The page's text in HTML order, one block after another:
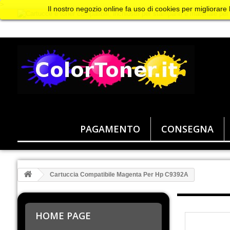
PAGAMENTO CONSEGNA
Il nostro negozio online fa uso di cookies per
Cartuccia Compatibile Magenta Per Hp C9392A
HOME PAGE